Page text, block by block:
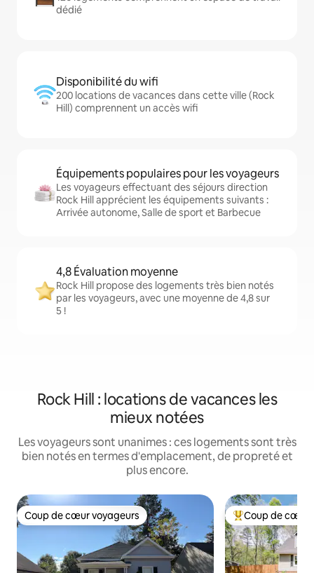
dédié
Disponibilité du wifi
200 locations de vacances dans cette ville (Rock
Hill) comprennent un accès wifi
Équipements populaires pour les voyageurs
Les voyageurs effectuant des séjours direction
Rock Hill apprécient les équipements suivants :
Arrivée autonome, Salle de sport et Barbecue
4,8 Évaluation moyenne
Rock Hill propose des logements très bien notés
par les voyageurs, avec une moyenne de 4,8 sur
5 !
Rock Hill : locations de vacances les
mieux notées
Les voyageurs sont unanimes : ces logements sont très
bien notés en termes d'emplacement, de propreté et
plus encore.
Coup de cœur voyageurs
Coup de cœur voyageurs Coups de cœur
Coup de cœur